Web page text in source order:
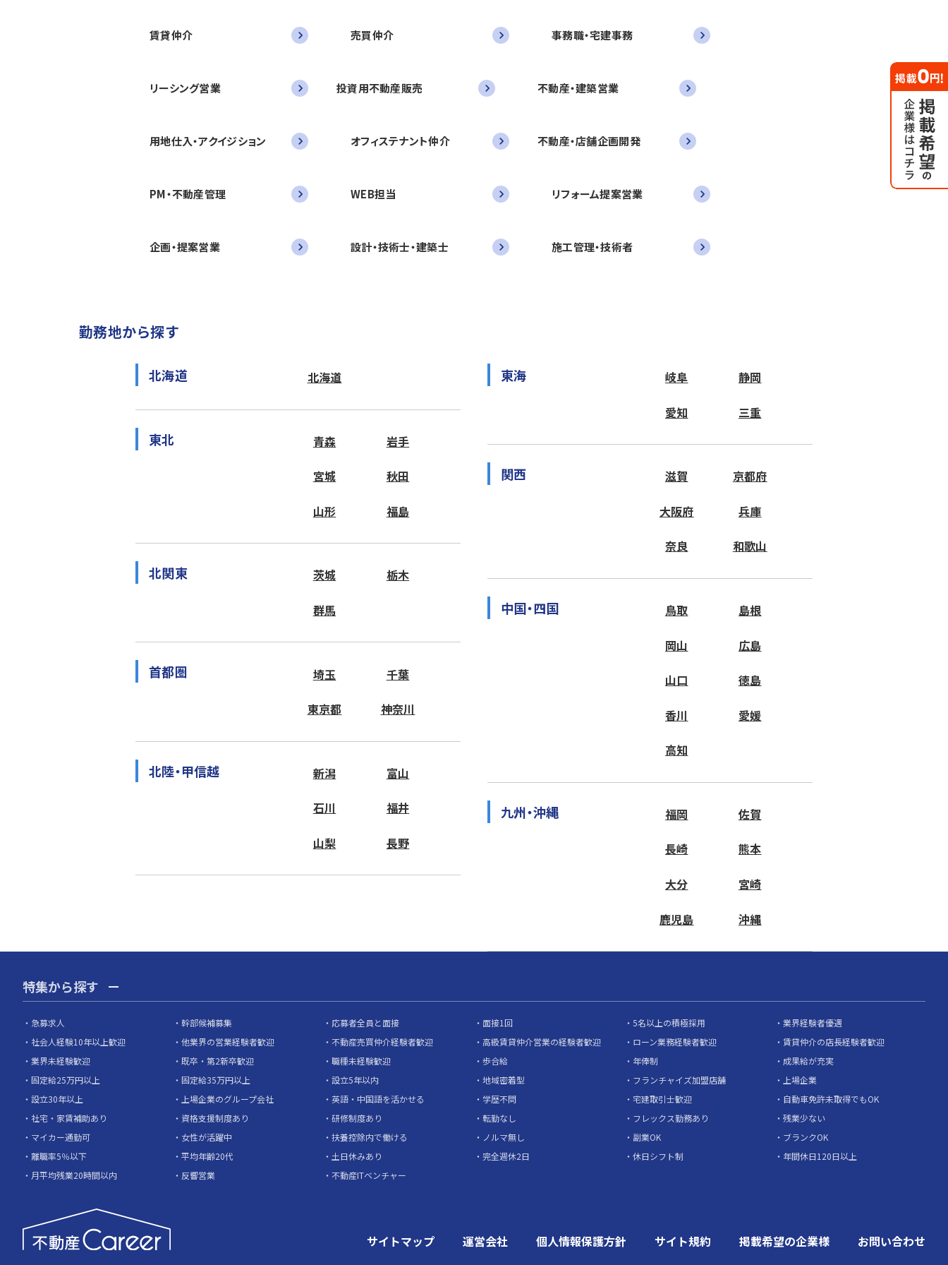
賃貸仲介 売買仲介 事務職・宅建事務
リーシング営業 投資用不動産販売 不動産・建築営業
用地仕入・アクイジション オフィステナント仲介 不動産・店舗企画開発
PM・不動産管理 WEB担当 リフォーム提案営業
企画・提案営業 設計・技術士・建築士 施工管理・技術者
勤務地から探す
北海道 北海道
東北 青森 岩手
宮城 秋田
山形 福島
北関東 茨城 栃木
群馬
首都圏 埼玉 千葉
東京都 神奈川
北陸・甲信越 新潟 富山
石川 福井
山梨 長野
東海 岐阜 静岡
愛知 三重
関西 滋賀 京都府
大阪府 兵庫
奈良 和歌山
中国・四国 鳥取 島根
岡山 広島
山口 徳島
香川 愛媛
高知
九州・沖縄 福岡 佐賀
長崎 熊本
大分 宮崎
鹿児島 沖縄
特集から探す
急募求人 幹部候補募集 応募者全員と面接 面接1回 5名以上の積極採用
業界経験者優遇
社会人経験10年以上歓迎
他業界の営業経験者歓迎 不動産売買仲介経験者歓迎 高級賃貸仲介営業の経験者歓迎 ローン業務経験者歓迎
賃貸仲介の店長経験者歓迎
業界未経験歓迎
既卒・第2新卒歓迎 職種未経験歓迎 歩合給 年俸制
成果給が充実
固定給25万円以上
固定給35万円以上 設立5年以内 地域密着型 フランチャイズ加盟店舗
上場企業
設立30年以上
上場企業のグループ会社 英語・中国語を活かせる 学歴不問 宅建取引士歓迎
自動車免許未取得でもOK
社宅・家賃補助あり
資格支援制度あり 研修制度あり 転勤なし フレックス勤務あり
残業少ない
マイカー通勤可
女性が活躍中 扶養控除内で働ける ノルマ無し 副業OK
ブランクOK
離職率5％以下
平均年齢20代 土日休みあり 完全週休2日 休日シフト制
年間休日120日以上
月平均残業20時間以内
反響営業 不動産ITベンチャー
サイトマップ 運営会社 個人情報保護方針 サイト規約 掲載希望の企業様 お問い合わせ